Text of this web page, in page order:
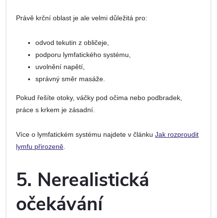
Právě krční oblast je ale velmi důležitá pro:
odvod tekutin z obličeje,
podporu lymfatického systému,
uvolnění napětí,
správný směr masáže.
Pokud řešíte otoky, váčky pod očima nebo podbradek,
práce s krkem je zásadní.
Více o lymfatickém systému najdete v článku Jak rozproudit
lymfu přirozeně
5. Nerealistická
očekávání